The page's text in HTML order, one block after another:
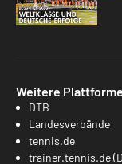
Weitere
DTB
Landesverbände
tennis.de
trainer.tennis.de